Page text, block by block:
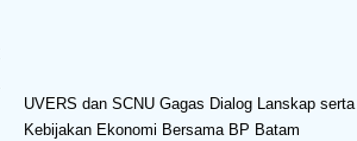
UVERS dan SCNU Gagas Dialog Lanskap serta
Kebijakan Ekonomi Bersama BP Batam